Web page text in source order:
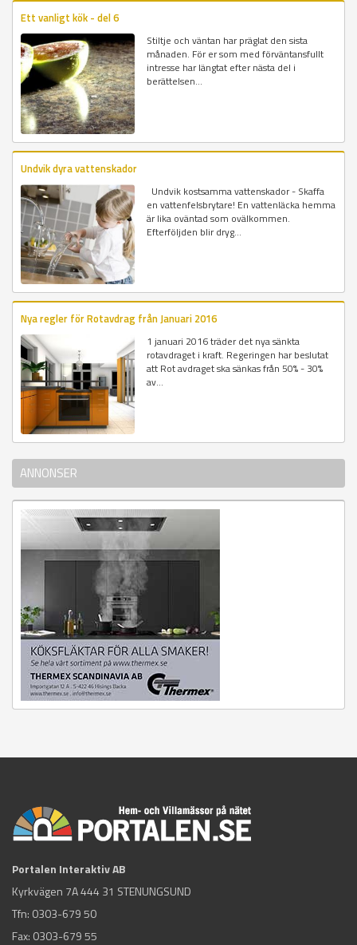
Ett vanligt kök - del 6
Stiltje och väntan har präglat den sista
månaden. För er som med förväntansfullt
intresse har längtat efter nästa del i
berättelsen...
Undvik dyra vattenskador
Undvik kostsamma vattenskador - Skaffa
en vattenfelsbrytare! En vattenläcka hemma
är lika oväntad som ovälkommen.
Efterföljden blir dryg...
Nya regler för Rotavdrag från Januari 2016
1 januari 2016 träder det nya sänkta
rotavdraget i kraft. Regeringen har beslutat
att Rot avdraget ska sänkas från 50% - 30%
av...
ANNONSER
Portalen Interaktiv AB
Kyrkvägen 7A 444 31 STENUNGSUND
Tfn: 0303-679 50
Fax: 0303-679 55